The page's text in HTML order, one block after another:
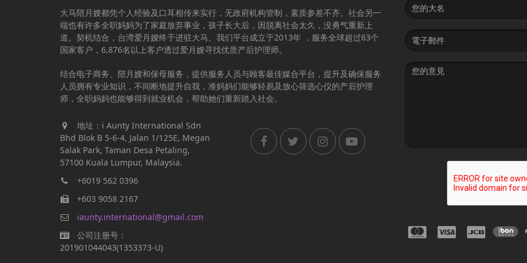
大马陪月嫂都凭个人经验及口耳相传来实行，无政府机构管制，素质参差不齐。社会另一
端也有许多全职妈妈为了家庭放弃事业，孩子长大后，因脱离社会太久，没勇气重新上
道。契机结合，台湾爱月嫂终于进驻大马。我们平台成立于2013年 ，服务全球超过63个
国家客户，6,876名以上客户透过爱月嫂寻找优质产后护理师。
结合电子商务、陪月嫂和保母服务，提供服务人员与顾客最佳媒合平台，提升及确保服务
人员拥有专业知识，不间断地提升自我，准妈妈们能够轻易及放心筛选心仪的产后护理
师，全职妈妈也能够得到就业机会，帮助她们重新踏入社会。
地址：i Aunty International Sdn
Bhd Blok B 5-6-4, Jalan 1/125E, Megan
Salak Park, Taman Desa Petaling,
57100 Kuala Lumpur, Malaysia.
+6019 562 0396
+603 9058 2167
iaunty.international@gmail.com
公司注册号：
201901044043(1353373-U)
Email
address
Message